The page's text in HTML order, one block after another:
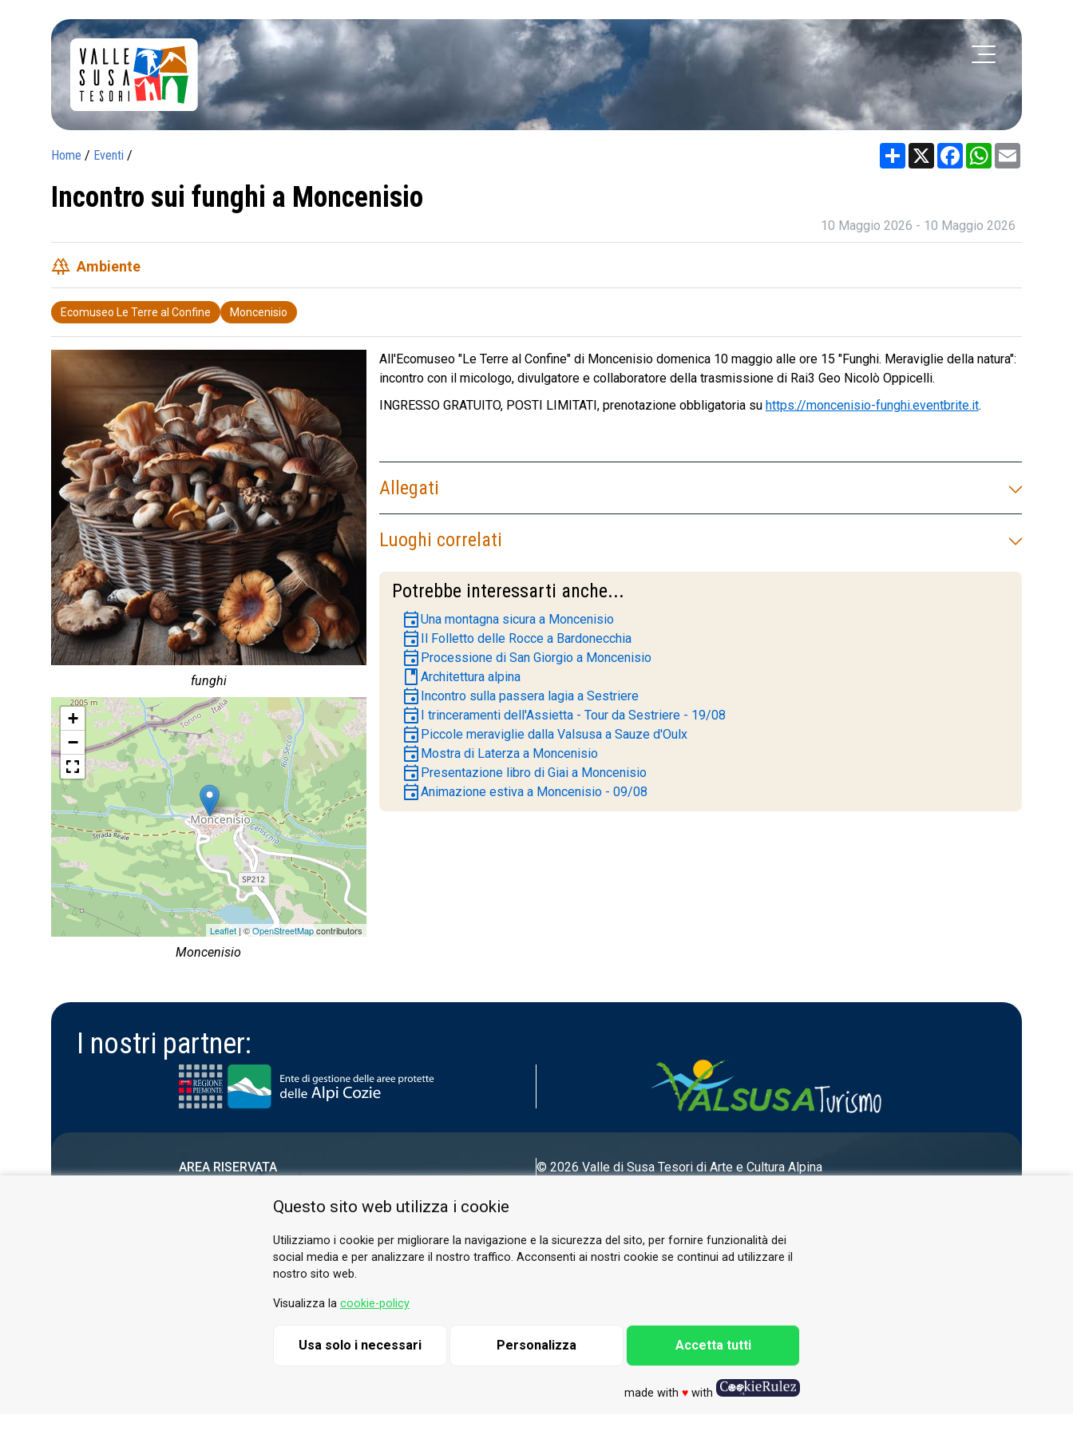
Home / Eventi / Share X FacebookWhatsApp
Incontro sui funghi a Moncenisio
10 Maggio 2026 - 10 Maggio 2026
forest Ambiente
Ecomuseo Le Terre al Confine Moncenisio
funghi
+
−
Leaflet| ©OpenStreetMapcontributors
Moncenisio
All'Ecomuseo "Le Terre al Confine" di Moncenisio domenica 10 maggio alle ore 15 "Funghi. Meraviglie della natura":
incontro con il micologo, divulgatore e collaboratore della trasmissione di Rai3 Geo Nicolò Oppicelli.
INGRESSO GRATUITO, POSTI LIMITATI, prenotazione obbligatoria su https://moncenisio-funghi.eventbrite.it.
Allegati
Luoghi correlati
Potrebbe interessarti anche...
eventUna montagna sicura a Moncenisio
event Il Folletto delle Rocce a Bardonecchia
event Processione di San Giorgio a Moncenisio
book Architettura alpina
event Incontro sulla passera lagia a Sestriere
event I trinceramenti dell'Assietta - Tour da Sestriere - 19/08
event Piccole meraviglie dalla Valsusa a Sauze d'Oulx
event Mostra di Laterza a Moncenisio
event Presentazione libro di Giai a Moncenisio
eventAnimazione estiva a Moncenisio - 09/08
I nostri partner:
AREA RISERVATA
© 2026 Valle di SusaTesori di Arte e Cultura Alpina
Questo sito web utilizza i cookie
Utilizziamo i cookie per migliorare la navigazione e la sicurezza del sito, per fornire funzionalità dei
social media e per analizzare il nostro traffico. Acconsenti ai nostri cookie se continui ad utilizzare il
nostro sito web.
Visualizza la cookie-policy
Usa solo i necessari Personalizza Accetta tutti
made with ♥with